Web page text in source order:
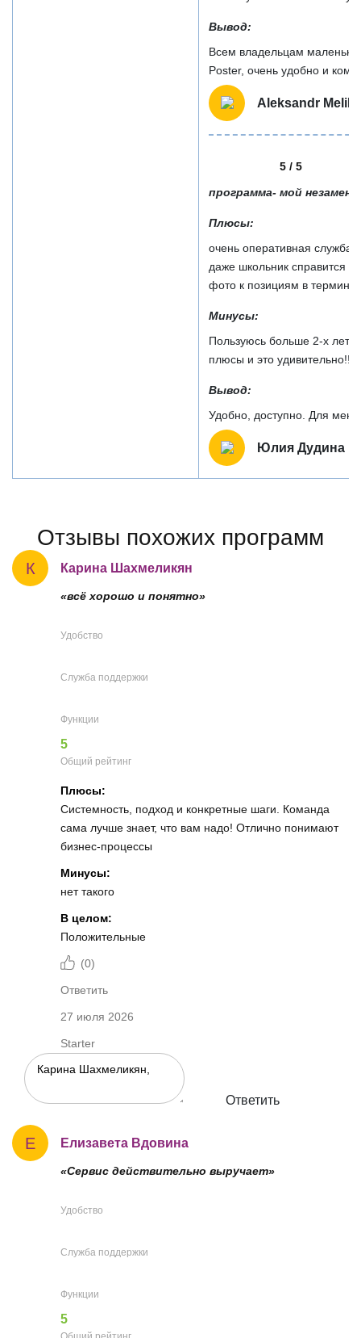
Вывод:
Всем владельцам
Poster, очень удобно и
Aleksandr
5 / 5
программа- мой
Плюсы:
очень оперативная служба
даже школьник справится
фото к позициям в
Минусы:
Пользуюсь больше 2-х лет
плюсы и это удивительно!!!
Вывод:
Удобно, доступно. Для
Юлия Дудина
Отзывы похожих программ
К Карина Шахмеликян
«всё хорошо и понятно»
Удобство
Служба поддержки
Функции
5
Общий рейтинг
Плюсы:
Системность, подход и конкретные шаги. Команда
сама лучше знает, что вам надо! Отлично понимают
бизнес-процессы
Минусы:
нет такого
В целом:
Положительные
(0)
Ответить
27 июля 2026
Starter
Ответить
Е Елизавета Вдовина
«Сервис действительно выручает»
Удобство
Служба поддержки
Функции
5